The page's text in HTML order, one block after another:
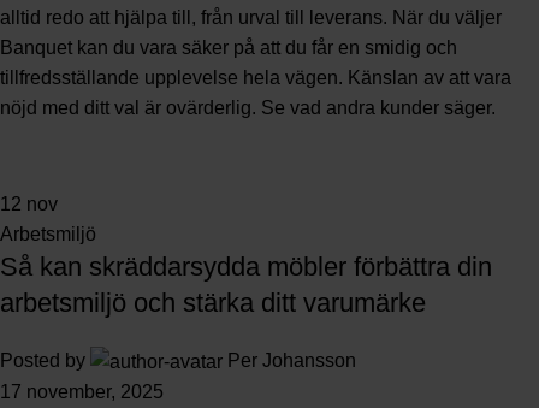
alltid redo att hjälpa till, från urval till leverans. När du väljer
Banquet kan du vara säker på att du får en smidig och
tillfredsställande upplevelse hela vägen. Känslan av att vara
nöjd med ditt val är ovärderlig. Se vad andra kunder säger.
12 nov
Arbetsmiljö
Så kan skräddarsydda möbler förbättra din
arbetsmiljö och stärka ditt varumärke
Posted by
Per Johansson
17 november, 2025